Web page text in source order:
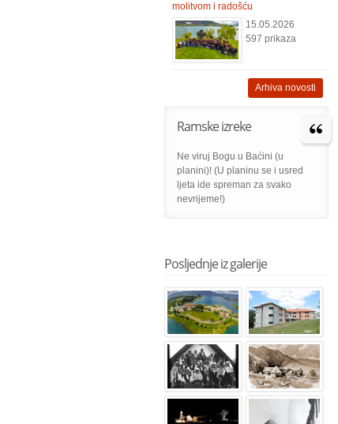
molitvom i radošću
15.05.2026
597 prikaza
Arhiva novosti
Ramske izreke
Ne viruj Bogu u Baćini (u
planini)! (U planinu se i usred
ljeta ide spreman za svako
nevrijeme!)
Posljednje iz galerije